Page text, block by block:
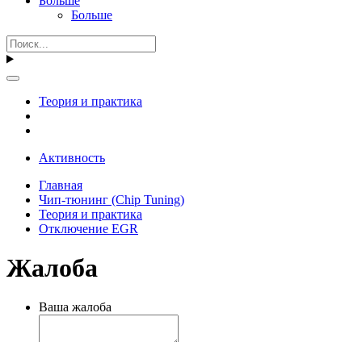
Больше
Теория и практика
Активность
Главная
Чип-тюнинг (Chip Tuning)
Теория и практика
Отключение EGR
Жалоба
Ваша жалоба